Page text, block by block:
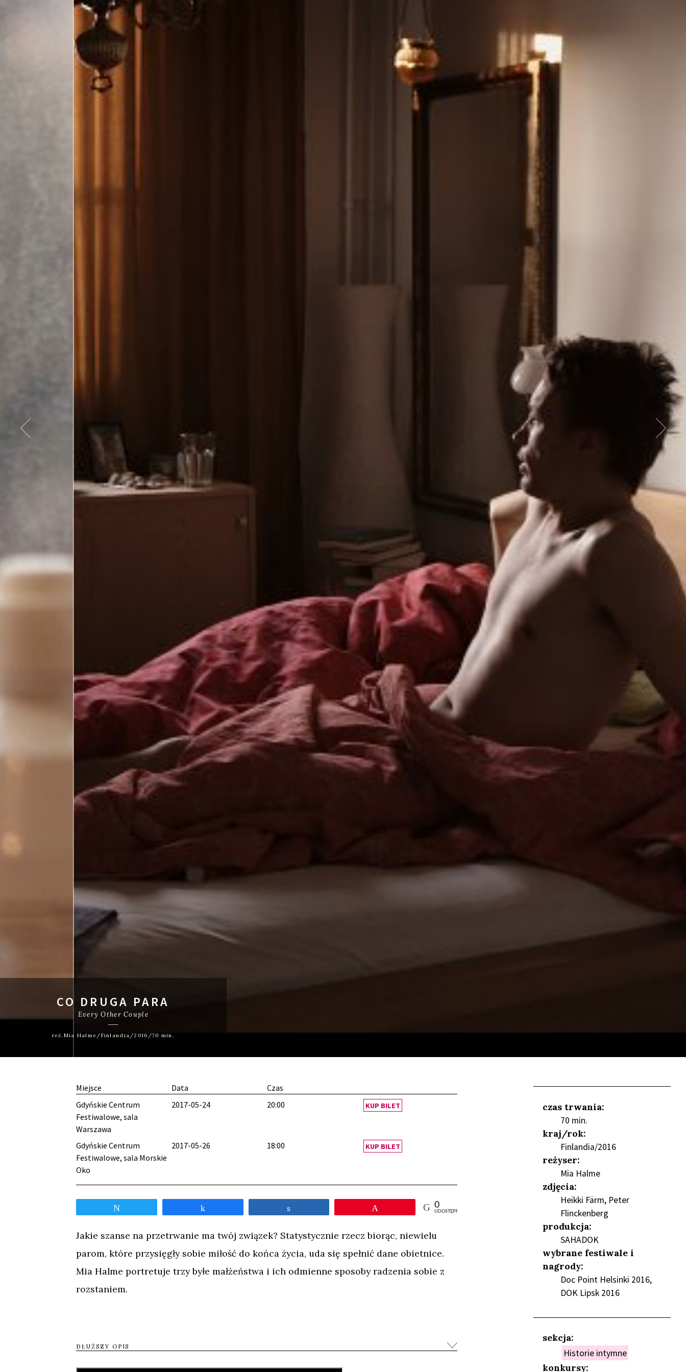
CO DRUGA PARA
Every Other Couple
reż.Mia Halme/Finlandia/2016/70 min.
Miejsce Data
Czas
Gdyńskie Centrum
Festiwalowe, sala
Warszawa
2017-05-24 20:00 KUP BILET
Gdyńskie Centrum
Festiwalowe, sala Morskie
Oko
2017-05-26 18:00 KUP BILET
0
UDOSTĘPNIEŃ
Jakie szanse na przetrwanie ma twój związek? Statystycznie rzecz biorąc, niewielu
parom, które przysięgły sobie miłość do końca życia, uda się spełnić dane obietnice.
Mia Halme portretuje trzy byłe małżeństwa i ich odmienne sposoby radzenia sobie z
rozstaniem.
DŁUŻSZY OPIS
czas trwania:
70 min.
kraj/rok:
Finlandia/2016
reżyser:
Mia Halme
zdjęcia:
Heikki Färm, Peter
Flinckenberg
produkcja:
SAHADOK
wybrane festiwale i
nagrody:
Doc Point Helsinki 2016,
DOK Lipsk 2016
sekcja:
Historie intymne
konkursy: